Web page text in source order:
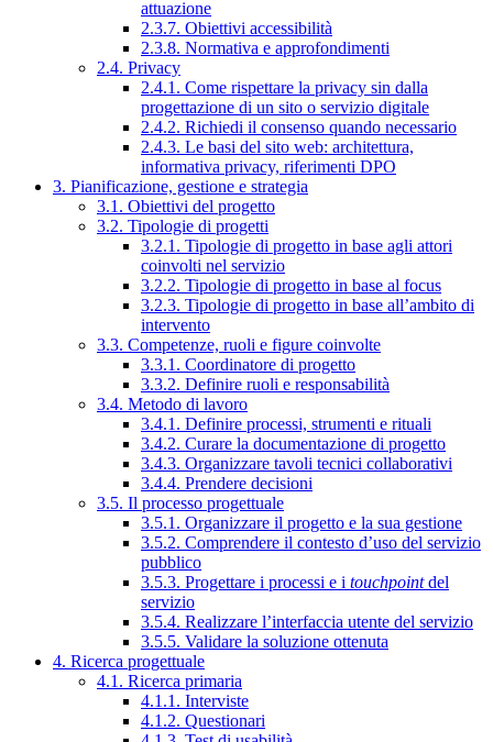
attuazione
2.3.7. Obiettivi accessibilità
2.3.8. Normativa e approfondimenti
2.4. Privacy
2.4.1. Come rispettare la privacy sin dalla
progettazione di un sito o servizio digitale
2.4.2. Richiedi il consenso quando necessario
2.4.3. Le basi del sito web: architettura,
informativa privacy, riferimenti DPO
3. Pianificazione, gestione e strategia
3.1. Obiettivi del progetto
3.2. Tipologie di progetti
3.2.1. Tipologie di progetto in base agli attori
coinvolti nel servizio
3.2.2. Tipologie di progetto in base al focus
3.2.3. Tipologie di progetto in base all’ambito di
intervento
3.3. Competenze, ruoli e figure coinvolte
3.3.1. Coordinatore di progetto
3.3.2. Definire ruoli e responsabilità
3.4. Metodo di lavoro
3.4.1. Definire processi, strumenti e rituali
3.4.2. Curare la documentazione di progetto
3.4.3. Organizzare tavoli tecnici collaborativi
3.4.4. Prendere decisioni
3.5. Il processo progettuale
3.5.1. Organizzare il progetto e la sua gestione
3.5.2. Comprendere il contesto d’uso del servizio
pubblico
3.5.3. Progettare i processi e i touchpointdel
servizio
3.5.4. Realizzare l’interfaccia utente del servizio
3.5.5. Validare la soluzione ottenuta
4. Ricerca progettuale
4.1. Ricerca primaria
4.1.1. Interviste
4.1.2. Questionari